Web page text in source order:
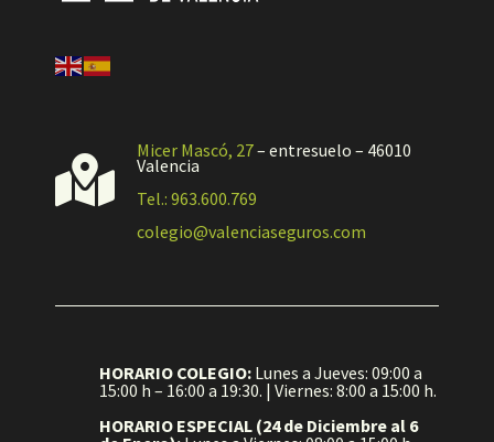

Micer Mascó, 27– entresuelo – 46010
Valencia
Tel.: 963.600.769
colegio@valenciaseguros.com
HORARIO COLEGIO: Lunes a Jueves: 09:00 a
15:00 h – 16:00 a 19:30. | Viernes: 8:00 a 15:00 h.
HORARIO ESPECIAL (24 de Diciembre al 6